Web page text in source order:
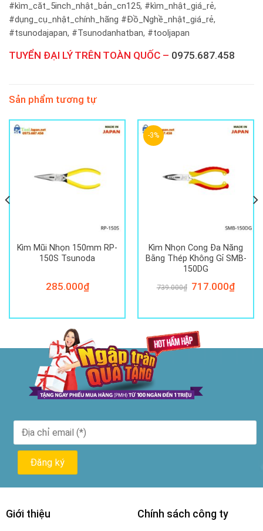
#kìm_căt_5inch_nhật_bản_cn125, #kìm_nhật_giá_rẻ,
#dụng_cụ_nhật_chính_hãng #Đồ_Nghề_nhật_giá_rẻ,
#tsunodajapan, #Tsunodanhatban, #tooljapan
TUYỂN ĐẠI LÝ TRÊN TOÀN QUỐC – 0975.687.458
Sản phẩm tương tự
Kìm Mũi Nhọn 150mm RP-
150S Tsunoda
285.000₫
-3%
Kìm Nhọn Cong Đa Năng
Bằng Thép Không Gỉ SMB-
150DG
739.000₫ Giá
gốc
717.000₫Giá
Giới thiệu Chính sách công ty